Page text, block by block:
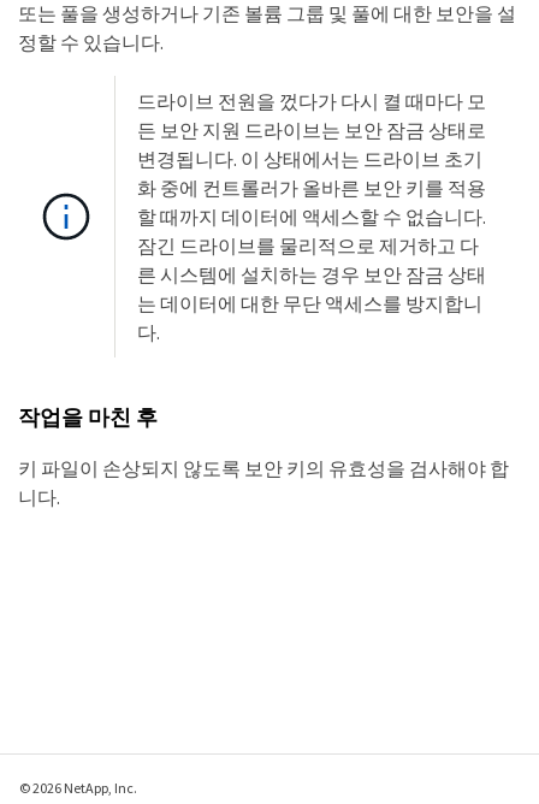
또는 풀을 생성하거나 기존 볼륨 그룹 및 풀에 대한 보안을 설
정할 수 있습니다.
드라이브 전원을 껐다가 다시 켤 때마다 모
든 보안 지원 드라이브는 보안 잠금 상태로
변경됩니다. 이 상태에서는 드라이브 초기
화 중에 컨트롤러가 올바른 보안 키를 적용
할 때까지 데이터에 액세스할 수 없습니다.
잠긴 드라이브를 물리적으로 제거하고 다
른 시스템에 설치하는 경우 보안 잠금 상태
는 데이터에 대한 무단 액세스를 방지합니
다.
작업을 마친 후
키 파일이 손상되지 않도록 보안 키의 유효성을 검사해야 합
니다.
© 2026 NetApp, Inc.